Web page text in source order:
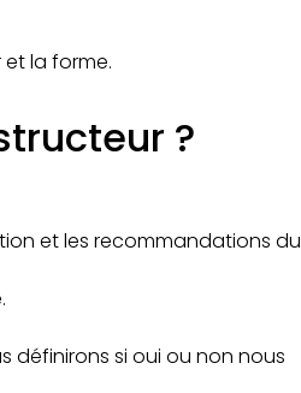
la forme.
?
et les recommandations du
définirons si oui ou non nous